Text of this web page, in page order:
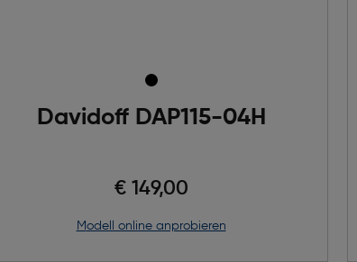
Davidoff DAP115-04H
€ 149,00
Modell online anprobieren